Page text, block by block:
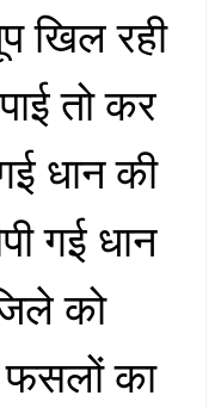
खिल रही
तो कर
धान की
गई धान
को
फसलों का